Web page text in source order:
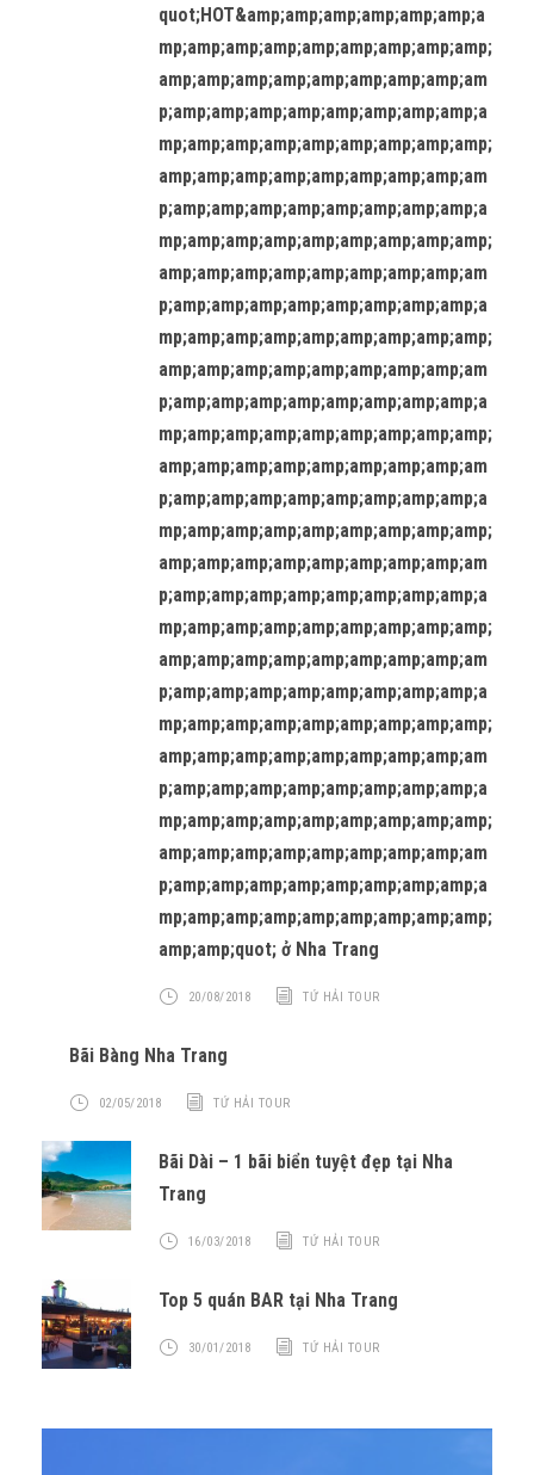
quot;HOT&amp;amp;amp;amp;amp;amp;a
mp;amp;amp;amp;amp;amp;amp;amp;amp;
amp;amp;amp;amp;amp;amp;amp;amp;am
p;amp;amp;amp;amp;amp;amp;amp;amp;a
mp;amp;amp;amp;amp;amp;amp;amp;amp;
amp;amp;amp;amp;amp;amp;amp;amp;am
p;amp;amp;amp;amp;amp;amp;amp;amp;a
mp;amp;amp;amp;amp;amp;amp;amp;amp;
amp;amp;amp;amp;amp;amp;amp;amp;am
p;amp;amp;amp;amp;amp;amp;amp;amp;a
mp;amp;amp;amp;amp;amp;amp;amp;amp;
amp;amp;amp;amp;amp;amp;amp;amp;am
p;amp;amp;amp;amp;amp;amp;amp;amp;a
mp;amp;amp;amp;amp;amp;amp;amp;amp;
amp;amp;amp;amp;amp;amp;amp;amp;am
p;amp;amp;amp;amp;amp;amp;amp;amp;a
mp;amp;amp;amp;amp;amp;amp;amp;amp;
amp;amp;amp;amp;amp;amp;amp;amp;am
p;amp;amp;amp;amp;amp;amp;amp;amp;a
mp;amp;amp;amp;amp;amp;amp;amp;amp;
amp;amp;amp;amp;amp;amp;amp;amp;am
p;amp;amp;amp;amp;amp;amp;amp;amp;a
mp;amp;amp;amp;amp;amp;amp;amp;amp;
amp;amp;amp;amp;amp;amp;amp;amp;am
p;amp;amp;amp;amp;amp;amp;amp;amp;a
mp;amp;amp;amp;amp;amp;amp;amp;amp;
amp;amp;amp;amp;amp;amp;amp;amp;am
p;amp;amp;amp;amp;amp;amp;amp;amp;a
mp;amp;amp;amp;amp;amp;amp;amp;amp;
amp;amp;quot; ở Nha Trang
20/08/2018 TỨ HẢI TOUR
Bãi Bàng Nha Trang
02/05/2018 TỨ HẢI TOUR
Bãi Dài – 1 bãi biển tuyệt đẹp tại Nha
Trang
16/03/2018 TỨ HẢI TOUR
Top 5 quán BAR tại Nha Trang
30/01/2018 TỨ HẢI TOUR